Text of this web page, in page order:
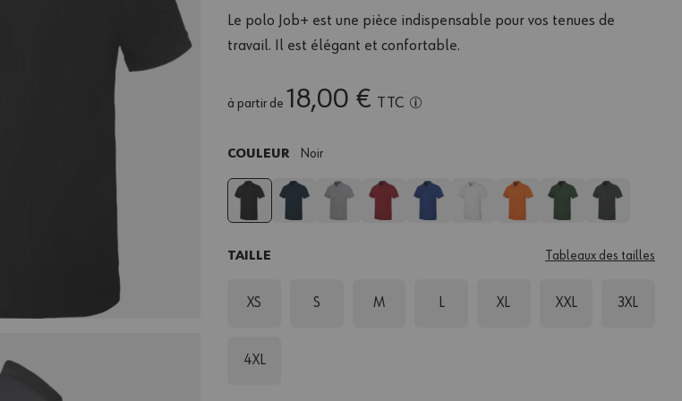
Le polo Job+ est une pièce indispensable pour vos tenues de
travail. Il est élégant et confortable.
à partir de 18,00 € TTC
COULEUR Noir
TAILLE Tableaux des tailles
XS S M L XL XXL 3XL
4XL